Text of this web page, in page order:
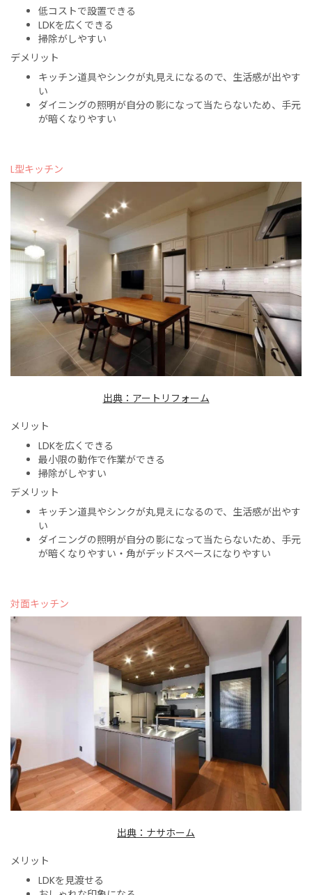
低コストで設置できる
LDKを広くできる
掃除がしやすい
デメリット
キッチン道具やシンクが丸見えになるので、生活感が出やす
い
ダイニングの照明が自分の影になって当たらないため、手元
が暗くなりやすい
L型キッチン
出典：アートリフォーム
メリット
LDKを広くできる
最小限の動作で作業ができる
掃除がしやすい
デメリット
キッチン道具やシンクが丸見えになるので、生活感が出やす
い
ダイニングの照明が自分の影になって当たらないため、手元
が暗くなりやすい・角がデッドスペースになりやすい
対面キッチン
出典：ナサホーム
メリット
LDKを見渡せる